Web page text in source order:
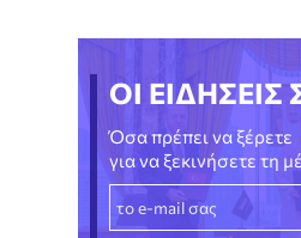
ΟΙ ΕΙΔΗΣΕΙΣ
Όσα πρέπει να ξέρετε
για να ξεκινήσετε τη